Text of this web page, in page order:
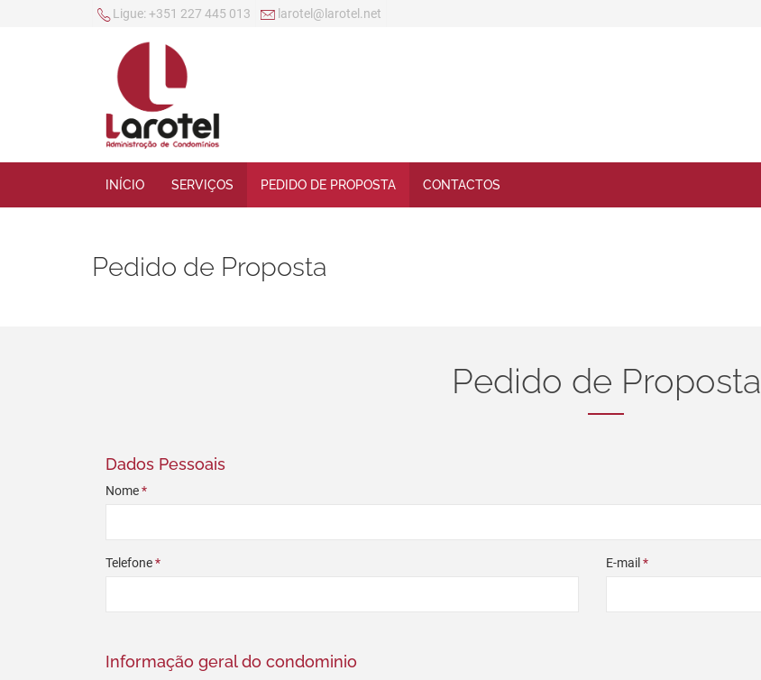
Ligue: +351 227 445 013 larotel@larotel.net
INÍCIO SERVIÇOS PEDIDO DE PROPOSTA CONTACTOS
Pedido de Proposta
Pedido de Proposta
Dados Pessoais
Nome*
Telefone* E-mail *
Informação geral do condominio